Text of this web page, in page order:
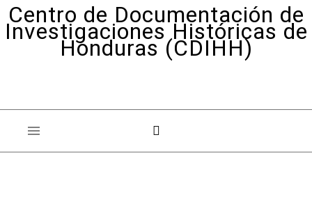
Centro de Documentación de
Investigaciones Históricas de
Honduras (CDIHH)